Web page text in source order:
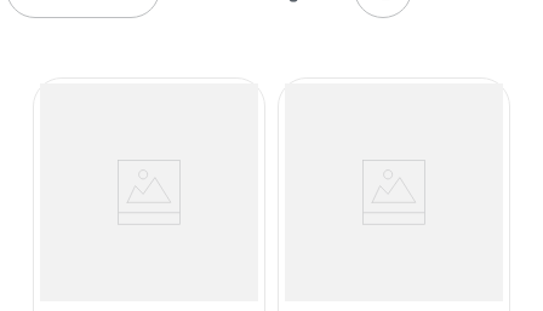
pantry